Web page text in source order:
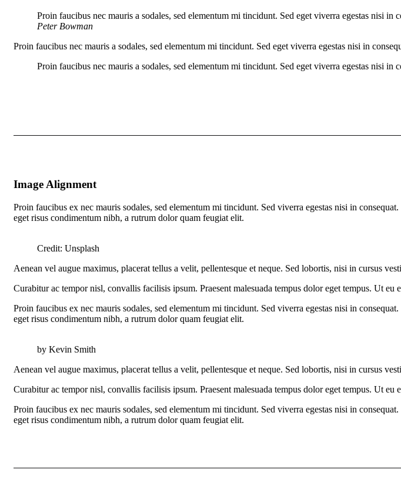
Proin faucibus nec mauris a sodales, sed elementum mi tincidunt. Sed eget viverra egestas nisi in
Peter Bowman
Proin faucibus nec mauris a sodales, sed elementum mi tincidunt. Sed eget viverra egestas nisi in
Proin faucibus nec mauris a sodales, sed elementum mi tincidunt. Sed eget viverra egestas nisi in
Image Alignment
Proin faucibus ex nec mauris sodales, sed elementum mi tincidunt. Sed viverra egestas nisi in
eget risus condimentum nibh, a rutrum dolor quam feugiat elit.
Credit: Unsplash
Aenean vel augue maximus, placerat tellus a velit, pellentesque et neque. Sed lobortis, nisi in cursus
Curabitur ac tempor nisl, convallis facilisis ipsum. Praesent malesuada tempus dolor eget tempus. Ut
Proin faucibus ex nec mauris sodales, sed elementum mi tincidunt. Sed viverra egestas nisi in
eget risus condimentum nibh, a rutrum dolor quam feugiat elit.
by Kevin Smith
Aenean vel augue maximus, placerat tellus a velit, pellentesque et neque. Sed lobortis, nisi in cursus
Curabitur ac tempor nisl, convallis facilisis ipsum. Praesent malesuada tempus dolor eget tempus. Ut
Proin faucibus ex nec mauris sodales, sed elementum mi tincidunt. Sed viverra egestas nisi in
eget risus condimentum nibh, a rutrum dolor quam feugiat elit.